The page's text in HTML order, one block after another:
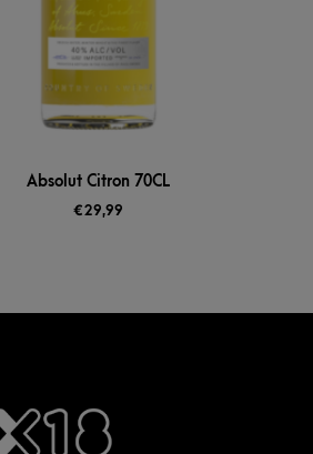
Absolut Citron 70CL
€29,99